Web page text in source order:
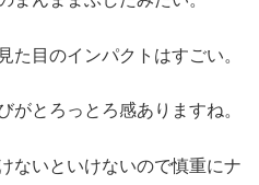
た目のインパクトはすごい。
がとろっとろ感ありますね。
ないといけないので慎重にナ